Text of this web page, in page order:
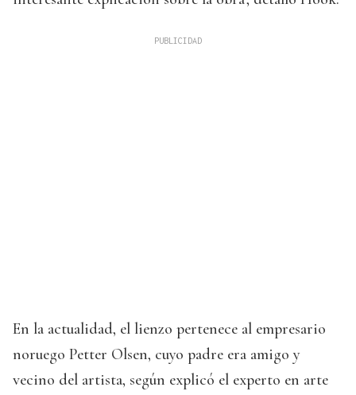
En la actualidad, el lienzo pertenece al empresario
noruego Petter Olsen, cuyo padre era amigo y
vecino del artista, según explicó el experto en arte